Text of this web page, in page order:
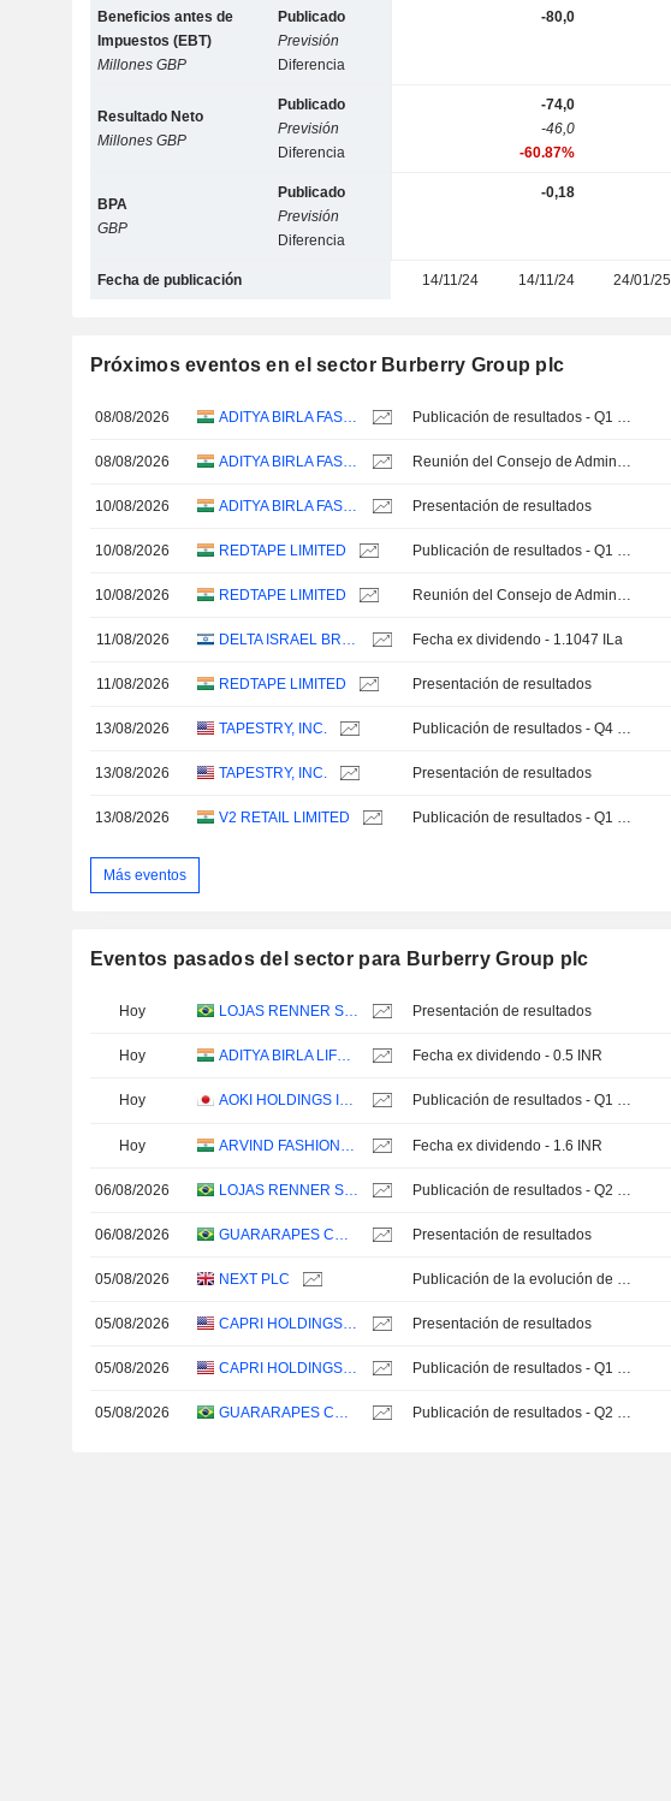
Beneficios antes de
Impuestos (EBT)
Millones GBP
Publicado
Previsión
Diferencia
-80,0
Resultado Neto
Millones GBP
Publicado
Previsión
Diferencia
-74,0
-46,0
-60.87%
BPA
GBP
Publicado
Previsión
Diferencia
-0,18
Fecha de publicación 14/11/24 14/11/24 24/01/25
Próximos eventos en el sector Burberry Group plc
08/08/2026 ADITYA BIRLA FASHION AND RETAIL LIMITED Publicación de resultados - Q1 2027
08/08/2026 ADITYA BIRLA FASHION AND RETAIL LIMITED Reunión del Consejo de Administración
10/08/2026 ADITYA BIRLA FASHION AND RETAIL LIMITED Presentación de resultados
10/08/2026 REDTAPE LIMITED Publicación de resultados - Q1 2027
10/08/2026 REDTAPE LIMITED Reunión del Consejo de Administración
11/08/2026 DELTA ISRAEL BRANDS LTD Fecha ex dividendo - 1.1047 ILa
11/08/2026 REDTAPE LIMITED Presentación de resultados
13/08/2026 TAPESTRY, INC. Publicación de resultados - Q4 2026
13/08/2026 TAPESTRY, INC. Presentación de resultados
13/08/2026 V2 RETAIL LIMITED Publicación de resultados - Q1 2027
Más eventos
Eventos pasados del sector para Burberry Group plc
Hoy LOJAS RENNER S.A. Presentación de resultados
Hoy ADITYA BIRLA LIFESTYLE BRANDS LIMITED Fecha ex dividendo - 0.5 INR
Hoy AOKI HOLDINGS INC. Publicación de resultados - Q1 2027
Hoy ARVIND FASHIONS LIMITED Fecha ex dividendo - 1.6 INR
06/08/2026 LOJAS RENNER S.A. Publicación de resultados - Q2 2026
06/08/2026 GUARARAPES CONFECÇÕES S.A. Presentación de resultados
05/08/2026 NEXT PLC Publicación de la evolución de la actividad - Q2 2027
05/08/2026 CAPRI HOLDINGS LIMITED Presentación de resultados
05/08/2026 CAPRI HOLDINGS LIMITED Publicación de resultados - Q1 2027
05/08/2026 GUARARAPES CONFECÇÕES S.A. Publicación de resultados - Q2 2026